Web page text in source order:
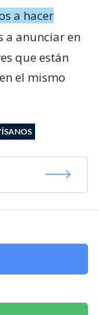
a hacer
a anunciar en
que están
el mismo